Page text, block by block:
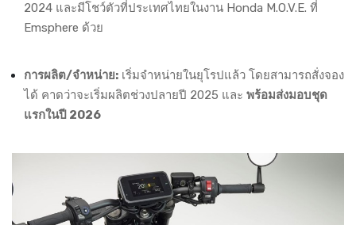
2024 และมีโชว์ตัวที่ประเทศไทยในงาน Honda M.O.V.E. ที่
Emsphere ด้วย
การผลิต/จำหน่าย: เริ่มจำหน่ายในยุโรปแล้ว โดยสามารถสั่งจอง
ได้ คาดว่าจะเริ่มผลิตช่วงปลายปี 2025 และ พร้อมส่งมอบชุด
แรกในปี 2026